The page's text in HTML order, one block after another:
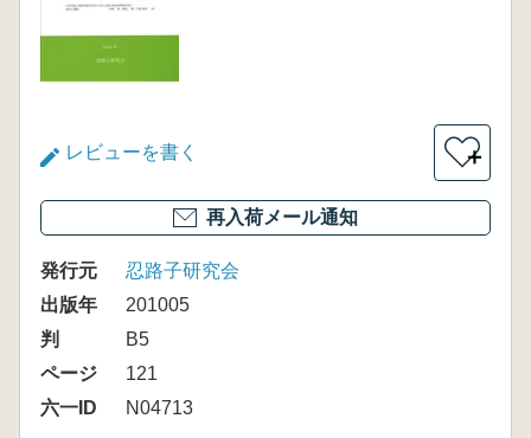
レビューを書く ＋
再入荷メール通知
発行元
忍路子研究会
出版年
201005
判
B5
ページ
121
六一ID
N04713